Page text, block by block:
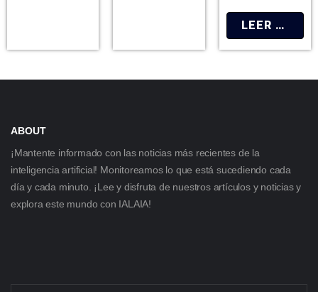
LEER MÁS
ABOUT
¡Mantente informado con las noticias más recientes de la
inteligencia artificial! Monitoreamos lo que está sucediendo cada
día y cada minuto. ¡Lee y disfruta de nuestros artículos y noticias y
explora este mundo con IALAIA!